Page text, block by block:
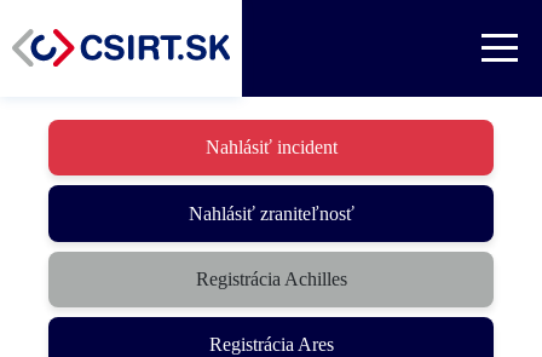
Nahlásiť incident
Nahlásiť zraniteľnosť
Registrácia Achilles
Registrácia Ares